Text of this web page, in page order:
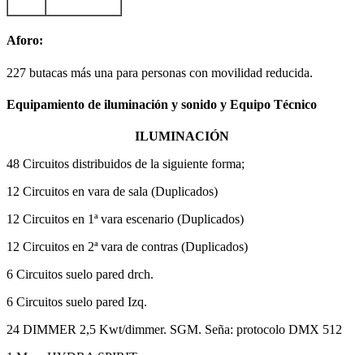
Aforo:
227 butacas más una para personas con movilidad reducida.
Equipamiento de iluminación y sonido y Equipo Técnico
ILUMINACIÓN
48 Circuitos distribuidos de la siguiente forma;
12 Circuitos en vara de sala (Duplicados)
12 Circuitos en 1ª vara escenario (Duplicados)
12 Circuitos en 2ª vara de contras (Duplicados)
6 Circuitos suelo pared drch.
6 Circuitos suelo pared Izq.
24 DIMMER 2,5 Kwt/dimmer. SGM. Seña: protocolo DMX 512